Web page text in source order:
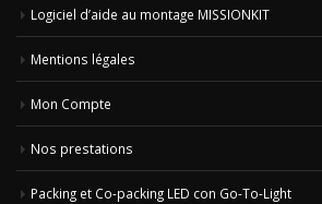
Logiciel d’aide au montage MISSIONKIT
Mentions légales
Mon Compte
Nos prestations
Packing et Co-packing LED con Go-To-Light